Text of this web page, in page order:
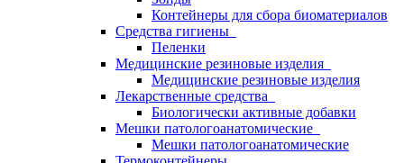
Контейнеры для сбора биоматериалов
Средства гигиены
Пеленки
Медицинские резиновые изделия
Медицинские резиновые изделия
Лекарственные средства
Биологически активные добавки
Мешки патологоанатомические
Мешки патологоанатомические